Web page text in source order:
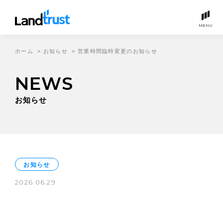
MENU
NEWS
お知らせ
ホーム > お知らせ > 営業時間臨時変更のお知らせ
お知らせ
2026.06.29